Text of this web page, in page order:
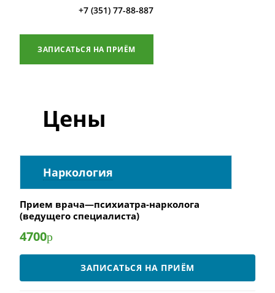
+7 (351) 77-88-887
ЗАПИСАТЬСЯ НА ПРИЁМ
Цены
Наркология
Прием врача—психиатра-нарколога
(ведущего специалиста)
4700р
ЗАПИСАТЬСЯ НА ПРИЁМ